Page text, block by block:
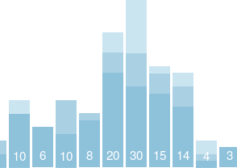
10 6 10 8 20 30 15 14 4 3